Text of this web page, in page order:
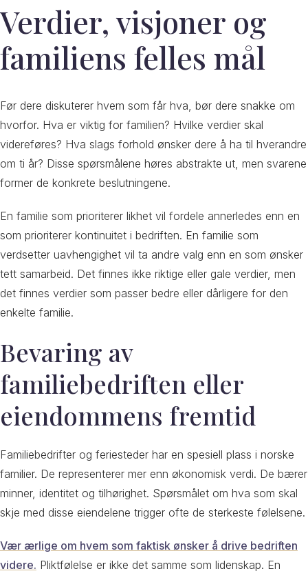
Verdier, visjoner og
familiens felles mål
Før dere diskuterer hvem som får hva, bør dere snakke om
hvorfor. Hva er viktig for familien? Hvilke verdier skal
videreføres? Hva slags forhold ønsker dere å ha til hverandre
om ti år? Disse spørsmålene høres abstrakte ut, men svarene
former de konkrete beslutningene.
En familie som prioriterer likhet vil fordele annerledes enn en
som prioriterer kontinuitet i bedriften. En familie som
verdsetter uavhengighet vil ta andre valg enn en som ønsker
tett samarbeid. Det finnes ikke riktige eller gale verdier, men
det finnes verdier som passer bedre eller dårligere for den
enkelte familie.
Bevaring av
familiebedriften eller
eiendommens fremtid
Familiebedrifter og feriesteder har en spesiell plass i norske
familier. De representerer mer enn økonomisk verdi. De bærer
minner, identitet og tilhørighet. Spørsmålet om hva som skal
skje med disse eiendelene trigger ofte de sterkeste følelsene.
Vær ærlige om hvem som faktisk ønsker å drive bedriften
videre. Pliktfølelse er ikke det samme som lidenskap. En